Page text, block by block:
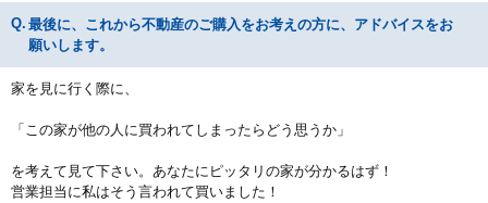
最後に、これから不動産のご購入をお考えの方に、アドバイスをお
願いします。
家を見に行く際に、
「この家が他の人に買われてしまったらどう思うか」
を考えて見て下さい。あなたにピッタリの家が分かるはず！
営業担当に私はそう言われて買いました！